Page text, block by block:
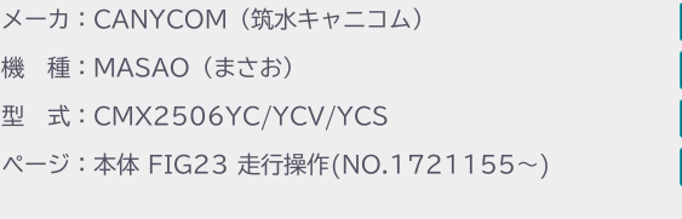
メーカ：CANYCOM（筑水キャニコム）
機 種：MASAO（まさお）
型 式：CMX2506YC/YCV/YCS
ページ：本体 FIG23 走行操作(NO.1721155～)